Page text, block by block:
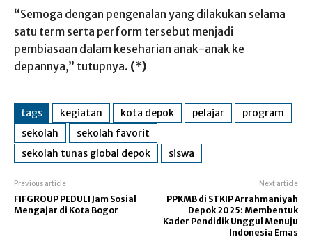
“Semoga dengan pengenalan yang dilakukan selama
satu term serta perform tersebut menjadi
pembiasaan dalam keseharian anak-anak ke
depannya,” tutupnya. (*)
tags kegiatan kota depok pelajar
program
sekolah
sekolah favorit
sekolah tunas global depok
siswa
Previous article
FIFGROUP PEDULI Jam Sosial
Mengajar di Kota Bogor
Next article
PPKMB di STKIP Arrahmaniyah
Depok 2025: Membentuk
Kader Pendidik Unggul Menuju
Indonesia Emas